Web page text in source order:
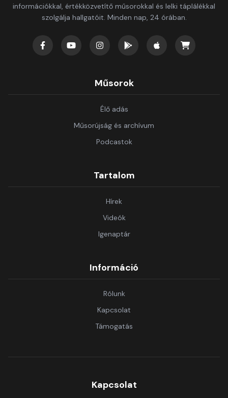
információkkal, értékközvetítő műsorokkal és lelki táplálékkal
szolgálja hallgatóit. Minden nap, 24 órában.
Műsorok
Élő adás
Műsorújság és archívum
Podcastok
Tartalom
Hírek
Videók
Igenaptár
Információ
Rólunk
Kapcsolat
Támogatás
Kapcsolat